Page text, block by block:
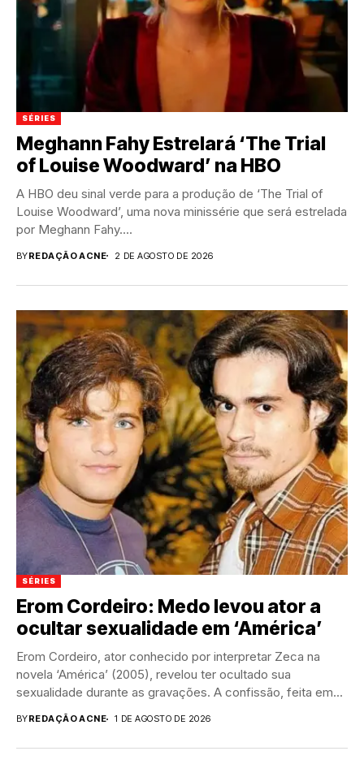
SÉRIES
Meghann Fahy Estrelará ‘The Trial
of Louise Woodward’ na HBO
A HBO deu sinal verde para a produção de ‘The Trial of
Louise Woodward’, uma nova minissérie que será estrelada
por Meghann Fahy....
BYREDAÇÃO ACNE 2 DE AGOSTO DE 2026
SÉRIES
Erom Cordeiro: Medo levou ator a
ocultar sexualidade em ‘América’
Erom Cordeiro, ator conhecido por interpretar Zeca na
novela ‘América’ (2005), revelou ter ocultado sua
sexualidade durante as gravações. A confissão, feita em...
BYREDAÇÃO ACNE 1 DE AGOSTO DE 2026